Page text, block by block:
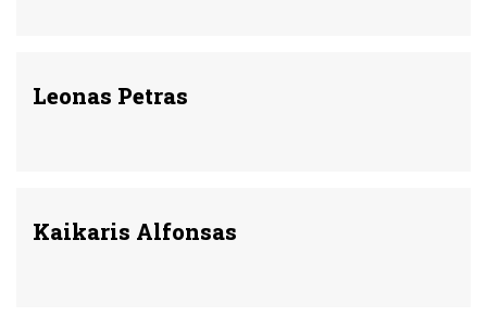
Leonas Petras
Kaikaris Alfonsas